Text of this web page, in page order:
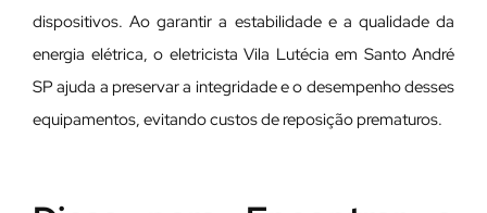
dispositivos. Ao garantir a estabilidade e a qualidade da
energia elétrica, o eletricista Vila Lutécia em Santo André
SP ajuda a preservar a integridade e o desempenho desses
equipamentos, evitando custos de reposição prematuros.